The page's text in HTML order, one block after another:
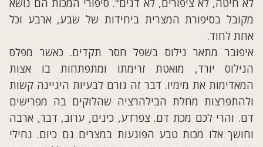
מקובל בסיפורת המצרית ביחידות של שבע, ארבע וכל
אחת לחוד.
איפובר מתאר נילוס בשפל חסר תקדים. כאשר מפלס
הנילוס יורד, מואטת זרימתו ומתפתחות בו אצות
המאדימות את מימיו. דבר זה גורם לבעיות היגיינה קשות
ולהתפרצות מחלת הבילהרציה שהלוקים בה מפרישים
דם. והרי לכם מכת דם. צפרדע, כינים, ערוב, דבר, ארבה
וחושך אלו מכות טבע הפוגעות במצרים גם כיום. נחילי